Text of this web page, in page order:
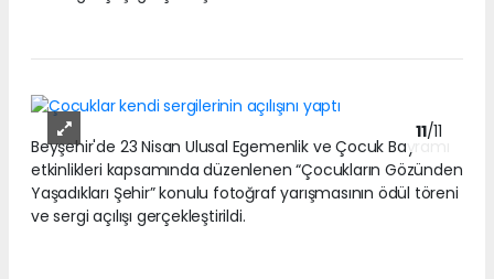
11/11
Beyşehir'de 23 Nisan Ulusal Egemenlik ve Çocuk Bayramı
etkinlikleri kapsamında düzenlenen “Çocukların Gözünden
Yaşadıkları Şehir” konulu fotoğraf yarışmasının ödül töreni
ve sergi açılışı gerçekleştirildi.